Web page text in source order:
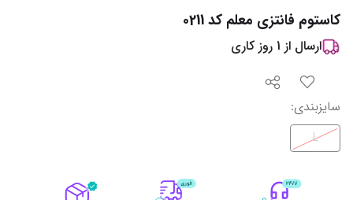
کاستوم فانتزی معلم کد 0211
ارسال از 1 روز کاری
سایزبندی:
L